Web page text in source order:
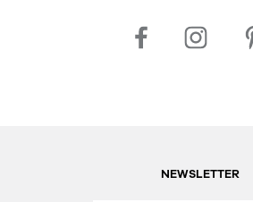
NEWSLETTER